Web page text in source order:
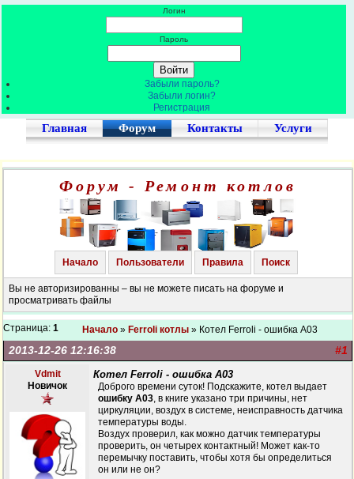
Логин
Пароль
Забыли пароль?
Забыли логин?
Регистрация
Главная Форум Контакты Услуги
Форум - Ремонт котлов
Начало Пользователи Правила Поиск
Вы не авторизированны – вы не можете писать на форуме и
просматривать файлы
Страница: 1 Начало » Ferroli котлы » Котел Ferroli - ошибка А03
#1
2013-12-26 12:16:38
Vdmit
Новичок
Котел Ferroli - ошибка А03
Доброго времени суток! Подскажите, котел выдает
ошибку А03, в книге указано три причины, нет
циркуляции, воздух в системе, неисправность датчика
температуры воды.
Воздух проверил, как можно датчик температуры
проверить, он четырех контактный! Может как-то
перемычку поставить, чтобы хотя бы определиться
он или не он?